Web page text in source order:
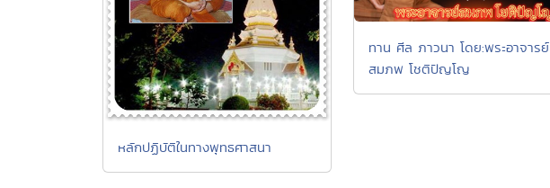
หลักปฏิบัติในทางพุทธศาสนา
ทาน ศีล ภาวนา โดย:พระอาจารย์
สมภพ โชติปัญโญ